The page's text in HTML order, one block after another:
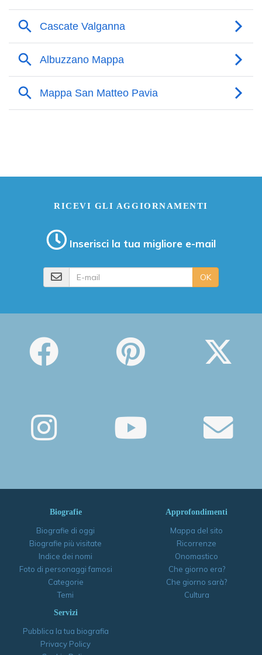
RICEVI GLI AGGIORNAMENTI
Inserisci la tua migliore e-mail
OK
Biografie
Biografie di oggi
Biografie più visitate
Indice dei nomi
Foto di personaggi famosi
Categorie
Temi
Approfondimenti
Mappa del sito
Ricorrenze
Onomastico
Che giorno era?
Che giorno sarà?
Cultura
Servizi
Pubblica la tua biografia
Privacy Policy